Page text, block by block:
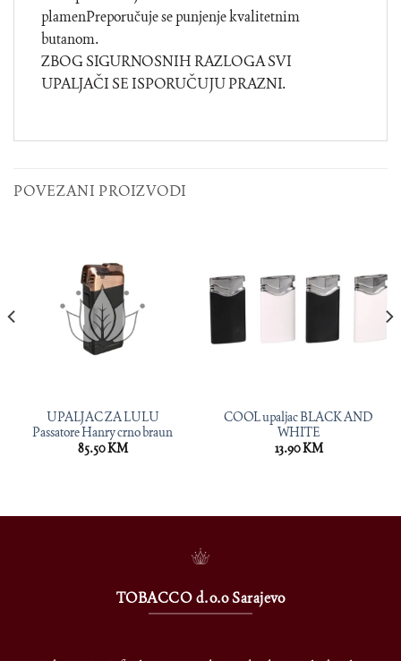
plamenPreporučuje se punjenje kvalitetnim
butanom.
ZBOG SIGURNOSNIH RAZLOGA SVI
UPALJAČI SE ISPORUČUJU PRAZNI.
POVEZANI PROIZVODI
UPALJAC ZA LULU
Passatore Hanry crno braun
85.50KM
COOL upaljac BLACK AND
WHITE
13.90KM
TOBACCO d.o.o Sarajevo